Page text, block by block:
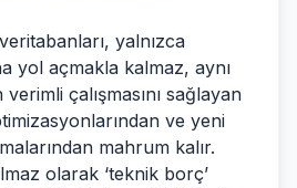
yalnızca
yol açmakla kalmaz, aynı
çalışmasını sağlayan
ve yeni
mahrum kalır.
olarak ‘teknik borç’